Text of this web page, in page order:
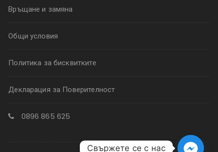
Връщане и замяна
Общи условия
Политика за бисквитките
Декларация за Поверителност
0896 865 625
Свържете се с нас